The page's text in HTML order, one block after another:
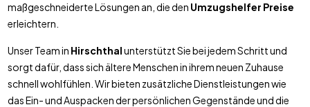
maßgeschneiderte Lösungen an, die den Umzugshelfer Preise
erleichtern.
Unser Team in Hirschthalunterstützt Sie bei jedem Schritt und
sorgt dafür, dass sich ältere Menschen in ihrem neuen Zuhause
schnell wohlfühlen. Wir bieten zusätzliche Dienstleistungen wie
das Ein- und Auspacken der persönlichen Gegenstände und die